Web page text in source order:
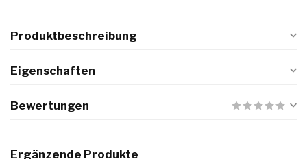
Produktbeschreibung
Eigenschaften
Bewertungen
Ergänzende Produkte